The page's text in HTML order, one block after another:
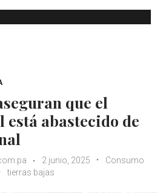
que el
está abastecido de
2 junio, 2025
Consumo
tierras bajas